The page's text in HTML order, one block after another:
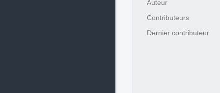
Auteur
Contributeurs
Dernier contributeur